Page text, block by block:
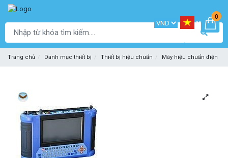
0
Trang chủ Danh mục thiết bị Thiết bị hiệu chuẩn Máy hiệu chuẩn điện